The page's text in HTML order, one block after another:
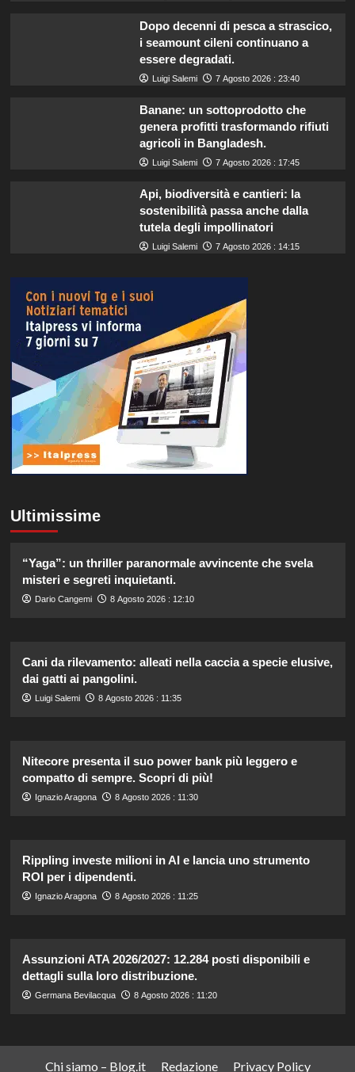
Dopo decenni di pesca a strascico,
i seamount cileni continuano a
essere degradati.
Luigi Salemi 7 Agosto 2026 : 23:40
Banane: un sottoprodotto che
genera profitti trasformando rifiuti
agricoli in Bangladesh.
Luigi Salemi 7 Agosto 2026 : 17:45
Api, biodiversità e cantieri: la
sostenibilità passa anche dalla
tutela degli impollinatori
Luigi Salemi 7 Agosto 2026 : 14:15
Ultimissime
“Yaga”: un thriller paranormale avvincente che svela
misteri e segreti inquietanti.
Dario Cangemi 8 Agosto 2026 : 12:10
Cani da rilevamento: alleati nella caccia a specie elusive,
dai gatti ai pangolini.
Luigi Salemi 8 Agosto 2026 : 11:35
Nitecore presenta il suo power bank più leggero e
compatto di sempre. Scopri di più!
Ignazio Aragona 8 Agosto 2026 : 11:30
Rippling investe milioni in AI e lancia uno strumento
ROI per i dipendenti.
Ignazio Aragona 8 Agosto 2026 : 11:25
Assunzioni ATA 2026/2027: 12.284 posti disponibili e
dettagli sulla loro distribuzione.
Germana Bevilacqua 8 Agosto 2026 : 11:20
Chi siamo – Blog.it Redazione Privacy Policy